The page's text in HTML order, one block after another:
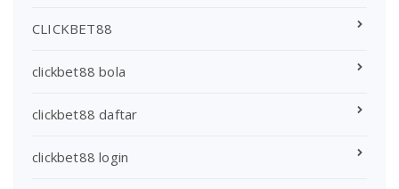
CLICKBET88
clickbet88 bola
clickbet88 daftar
clickbet88 login